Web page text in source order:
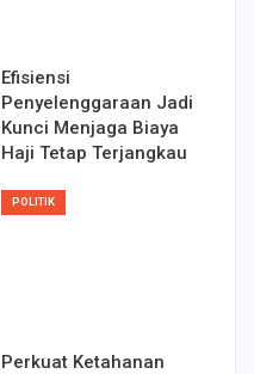
Efisiensi
Penyelenggaraan Jadi
Kunci Menjaga Biaya
Haji Tetap Terjangkau
POLITIK
Perkuat Ketahanan